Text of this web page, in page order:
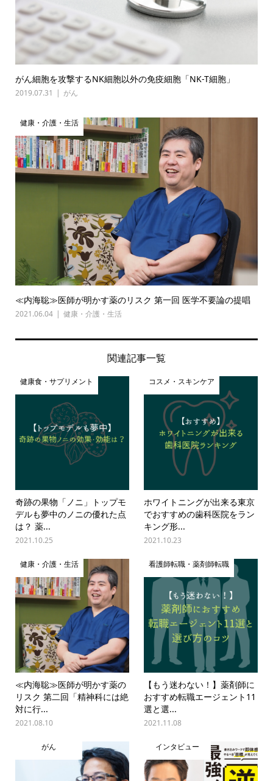
がん細胞を攻撃するNK細胞以外の免疫細胞「NK-T細胞」
2019.07.31 がん
健康・介護・生活
≪内海聡≫医師が明かす薬のリスク 第一回 医学不要論の提唱
2021.06.04 健康・介護・生活
関連記事一覧
健康食・サプリメント
奇跡の果物「ノニ」トップモ
デルも夢中のノニの優れた点
は？ 薬...
2021.10.25
コスメ・スキンケア
ホワイトニングが出来る東京
でおすすめの歯科医院をラン
キング形...
2021.10.23
健康・介護・生活
≪内海聡≫医師が明かす薬の
リスク 第二回「精神科には絶
対に行...
2021.08.10
看護師転職・薬剤師転職
【もう迷わない！】薬剤師に
おすすめ転職エージェント11
選と選...
2021.11.08
がん インタビュー